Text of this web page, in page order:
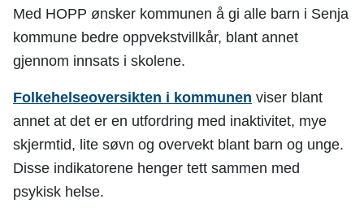
Med HOPP ønsker kommunen å gi alle barn i Senja
kommune bedre oppvekstvillkår, blant annet
gjennom innsats i skolene.
Folkehelseoversikten i kommunen viser blant
annet at det er en utfordring med inaktivitet, mye
skjermtid, lite søvn og overvekt blant barn og unge.
Disse indikatorene henger tett sammen med
psykisk helse.